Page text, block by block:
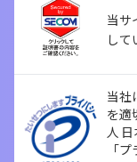
当サ
して
当社
を適
人日
「